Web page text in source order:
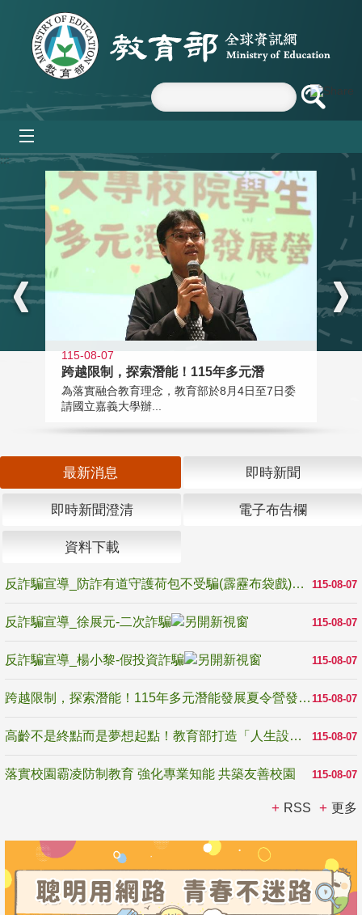
跳到主要內容區塊
:::
115-08-07
跨越限制，探索潛能！115年多元潛
為落實融合教育理念，教育部於8月4日至7日委
請國立嘉義大學辦...
最新消息 即時新聞
即時新聞澄清 電子布告欄
資料下載
115-08-07
反詐騙宣導_防詐有道守護荷包不受騙(霹靂布袋戲)
115-08-07
反詐騙宣導_徐展元-二次詐騙
115-08-07
反詐騙宣導_楊小黎-假投資詐騙
115-08-07
跨越限制，探索潛能！115年多元潛能發展夏令營發掘生命無限可能
115-08-07
高齡不是終點而是夢想起點！教育部打造「人生設計夢工場」 參展第3屆高齡健康產業博覽會
115-08-07
落實校園霸凌防制教育 強化專業知能 共築友善校園
RSS 更多